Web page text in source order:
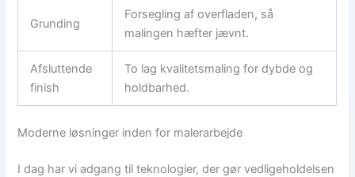
Grunding
Forsegling af overfladen, så
malingen hæfter jævnt.
Afsluttende
finish
To lag kvalitetsmaling for dybde og
holdbarhed.
Moderne løsninger inden for malerarbejde
I dag har vi adgang til teknologier, der gør vedligeholdelsen